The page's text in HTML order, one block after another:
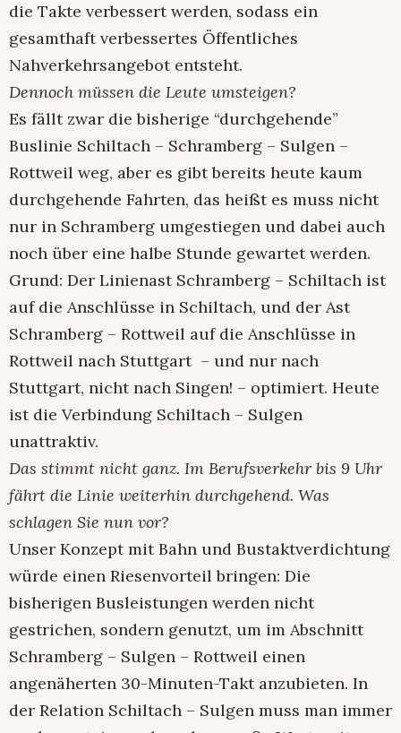
die Takte verbessert werden, sodass ein
gesamthaft verbessertes Öffentliches
Nahverkehrsangebot entsteht.
Dennoch müssen die Leute umsteigen?
Es fällt zwar die bisherige “durchgehende”
Buslinie Schiltach – Schramberg – Sulgen –
Rottweil weg, aber es gibt bereits heute kaum
durchgehende Fahrten, das heißt es muss nicht
nur in Schramberg umgestiegen und dabei auch
noch über eine halbe Stunde gewartet werden.
Grund: Der Linienast Schramberg – Schiltach ist
auf die Anschlüsse in Schiltach, und der Ast
Schramberg – Rottweil auf die Anschlüsse in
Rottweil nach Stuttgart – und nur nach
Stuttgart, nicht nach Singen! – optimiert. Heute
ist die Verbindung Schiltach – Sulgen
unattraktiv.
Das stimmt nicht ganz. Im Berufsverkehr bis 9 Uhr
fährt die Linie weiterhin durchgehend. Was
schlagen Sie nun vor?
Unser Konzept mit Bahn und Bustaktverdichtung
würde einen Riesenvorteil bringen: Die
bisherigen Busleistungen werden nicht
gestrichen, sondern genutzt, um im Abschnitt
Schramberg – Sulgen – Rottweil einen
angenäherten 30-Minuten-Takt anzubieten. In
der Relation Schiltach – Sulgen muss man immer